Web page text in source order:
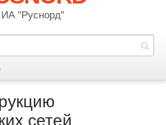
ИА "Руснорд"
сетей